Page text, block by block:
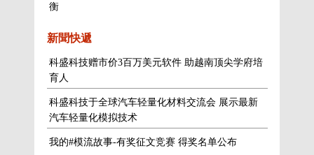
衡
新聞快遞
科盛科技赠市价3百万美元软件 助越南顶尖学府培
育人
科盛科技于全球汽车轻量化材料交流会 展示最新
汽车轻量化模拟技术
我的#模流故事-有奖征文竞赛 得奖名单公布